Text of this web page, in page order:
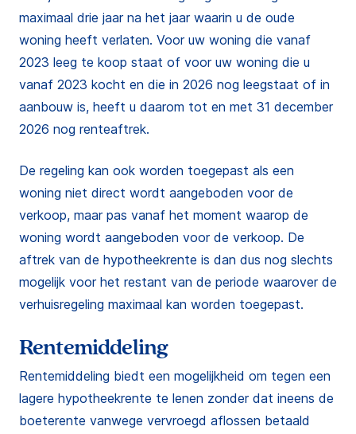
maximaal drie jaar na het jaar waarin u de oude
woning heeft verlaten. Voor uw woning die vanaf
2023 leeg te koop staat of voor uw woning die u
vanaf 2023 kocht en die in 2026 nog leegstaat of in
aanbouw is, heeft u daarom tot en met 31 december
2026 nog renteaftrek.
De regeling kan ook worden toegepast als een
woning niet direct wordt aangeboden voor de
verkoop, maar pas vanaf het moment waarop de
woning wordt aangeboden voor de verkoop. De
aftrek van de hypotheekrente is dan dus nog slechts
mogelijk voor het restant van de periode waarover de
verhuisregeling maximaal kan worden toegepast.
Rentemiddeling
Rentemiddeling biedt een mogelijkheid om tegen een
lagere hypotheekrente te lenen zonder dat ineens de
boeterente vanwege vervroegd aflossen betaald